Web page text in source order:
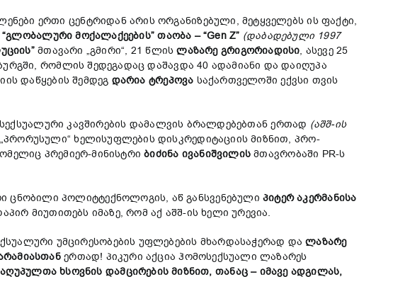
ერთი ცენტრიდან არის ორგანიზებული, მეტყველებს ის ფაქტი,
“გლობალურიმოქალაქეების”თაობა – “Gen Z” (დაბადებული 1997
მთავარი „გმირი“, 21 წლისლაზარე გრიგორიადისი, ასევე 25
რომლის შედეგადაც დაშავდა 40 ადამიანი და დაიღუპა
დაწყების შემდეგ დარია ტრეპოვა საქართველოში ექვსი თვის
კავშირების დამალვის ბრალდებებთან ერთად (აშშ-ის
ხელისუფლების დისკრედიტაციის მიზნით, პრო-
პრემიერ-მინისტრიბიძინა ივანიშვილის მთავრობაში PR-ს
ცნობილი პოლიტტექნოლოგის, აწ განსვენებული პიტერაკერმანისა
მიუთითებს იმაზე, რომ აქ აშშ-ის ხელი ურევია.
უმცირესობების უფლებების მხარდასაჭერად დალაზარე
სთანერთად! პიკური აქცია ჰომოსექსუალი ლაზარეს
ხსოვნის დამცირებისმიზნით, თანაც – იმავე ადგილას,